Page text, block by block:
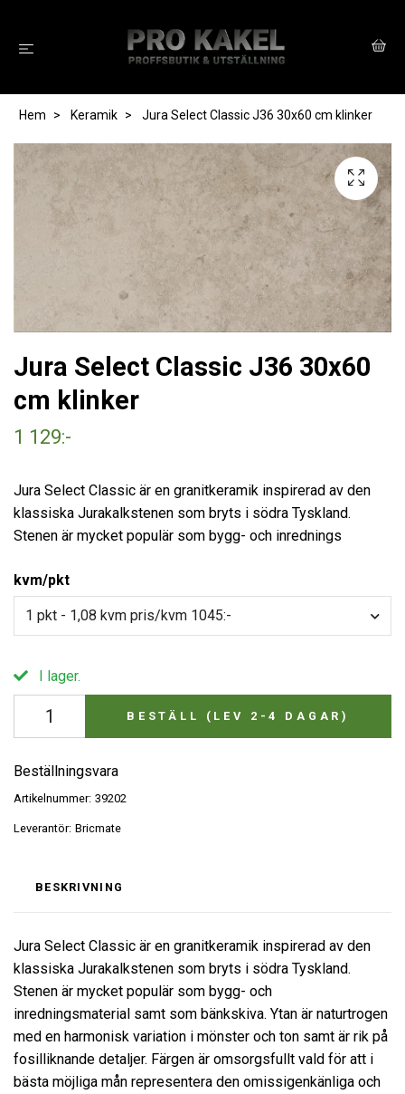
Hem Keramik Jura Select Classic J36 30x60 cm klinker
Jura Select Classic J36 30x60
cm klinker
1 129:-
Jura Select Classic är en granitkeramik inspirerad av den
klassiska Jurakalkstenen som bryts i södra Tyskland.
Stenen är mycket populär som bygg- och inrednings
kvm/pkt
1 pkt - 1,08 kvm pris/kvm 1045:-
I lager.
BESTÄLL (LEV 2-4 DAGAR)
Beställningsvara
Artikelnummer: 39202
Leverantör: Bricmate
BESKRIVNING
Jura Select Classic är en granitkeramik inspirerad av den
klassiska Jurakalkstenen som bryts i södra Tyskland.
Stenen är mycket populär som bygg- och
inredningsmaterial samt som bänkskiva. Ytan är naturtrogen
med en harmonisk variation i mönster och ton samt är rik på
fosilliknande detaljer. Färgen är omsorgsfullt vald för att i
bästa möjliga mån representera den omissigenkänliga och